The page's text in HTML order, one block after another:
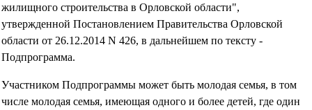
жилищного строительства в Орловской области",
утвержденной Постановлением Правительства Орловской
области от 26.12.2014 N 426, в дальнейшем по тексту -
Подпрограмма.
Участником Подпрограммы может быть молодая семья, в том
числе молодая семья, имеющая одного и более детей, где один